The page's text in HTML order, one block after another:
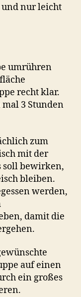
und nur leicht
umrühren
recht klar.
3 Stunden
zum
mit der
soll bewirken,
bleiben.
werden,
damit die
auf einen
ein großes